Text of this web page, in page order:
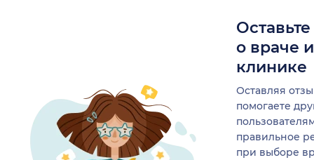
о враче
клинике
Оставляя
помогаете
правильное
при выборе